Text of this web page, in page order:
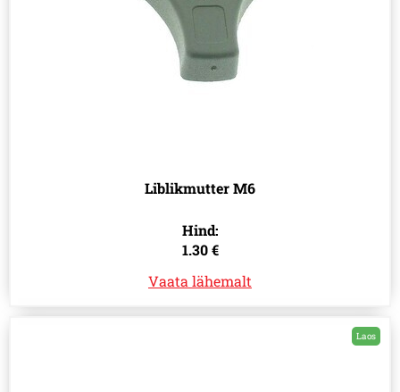
Liblikmutter M6
Hind:
1.30 €
Vaata lähemalt
Laos